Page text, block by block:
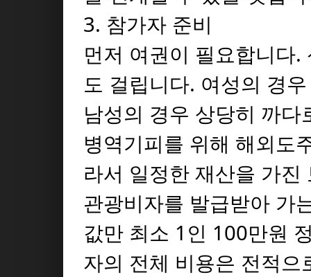
3. 참가자 준비
먼저 여권이 필요합니다
도 걸립니다. 여성의 경
남성의 경우 상당히 까
병역기피를 위해 해외도
라서 일정한 재산을 가
관광비자를 발급받아 가
값만 최소 1인 100만원
자의 전체 비용은 전적